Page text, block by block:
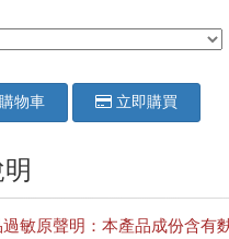
物車 立即購買
敏原聲明：本產品成份含有